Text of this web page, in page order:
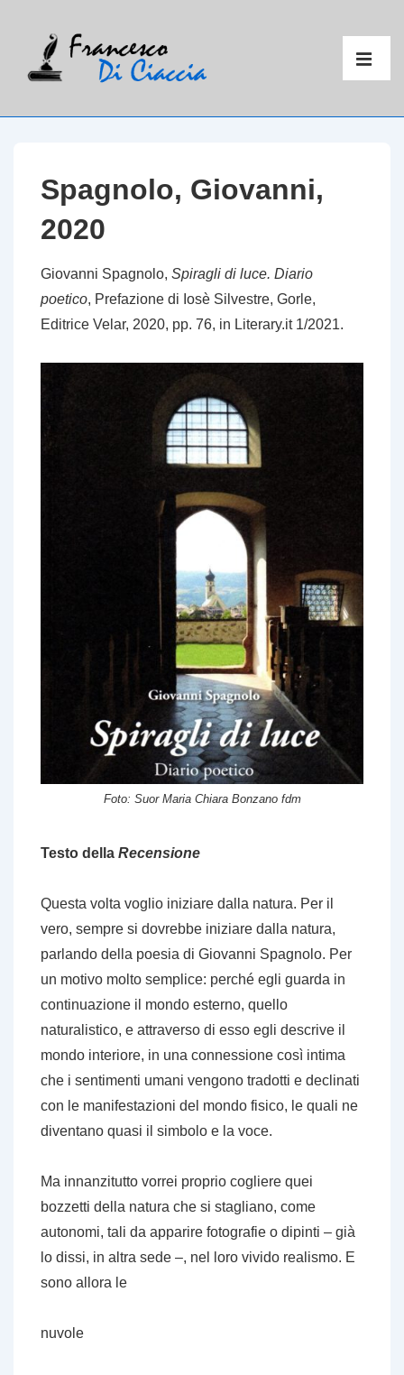
Spagnolo, Giovanni,
2020
Giovanni Spagnolo, Spiragli di luce. Diario
poetico, Prefazione di Iosè Silvestre, Gorle,
Editrice Velar, 2020, pp. 76, in Literary.it 1/2021.
Foto: Suor Maria Chiara Bonzano fdm
Testo della Recensione
Questa volta voglio iniziare dalla natura. Per il
vero, sempre si dovrebbe iniziare dalla natura,
parlando della poesia di Giovanni Spagnolo. Per
un motivo molto semplice: perché egli guarda in
continuazione il mondo esterno, quello
naturalistico, e attraverso di esso egli descrive il
mondo interiore, in una connessione così intima
che i sentimenti umani vengono tradotti e declinati
con le manifestazioni del mondo fisico, le quali ne
diventano quasi il simbolo e la voce.
Ma innanzitutto vorrei proprio cogliere quei
bozzetti della natura che si stagliano, come
autonomi, tali da apparire fotografie o dipinti – già
lo dissi, in altra sede –, nel loro vivido realismo. E
sono allora le
nuvole